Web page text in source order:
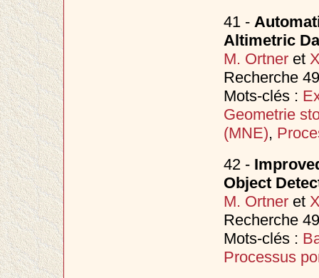
41 -
Altimetric
M. Ortneret
Recherche
Mots-clés :
Geometrie
(MNE),
42 -
Object
M. Ortneret
Recherche
Mots-clés :
Processus